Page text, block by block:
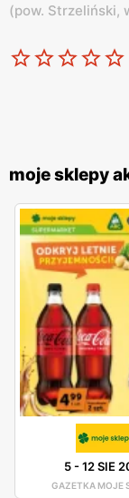
(pow. Strzeliński,
moje sklepy
5-12 SIE
GAZETKA MOJE